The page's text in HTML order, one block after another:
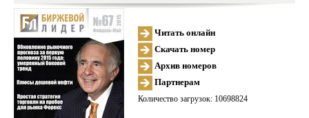
Читать онлайн
Скачать номер
Архив номеров
Партнерам
Количество загрузок: 10698824